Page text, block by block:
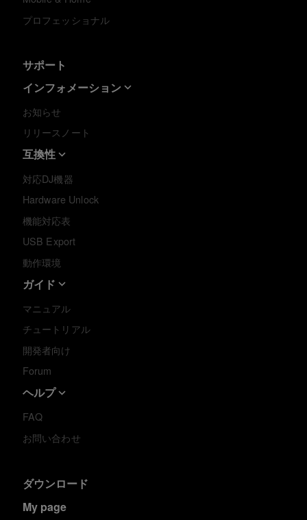
プロフェッショナル
サポート
インフォメーション
お知らせ
リリースノート
互換性
対応DJ機器
Hardware Unlock
機能対応表
USB Export
動作環境
ガイド
マニュアル
チュートリアル
開発者向け
Forum
ヘルプ
FAQ
お問い合わせ
ダウンロード
My page